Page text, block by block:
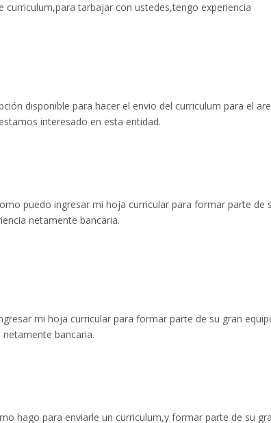
curriculum,para tarbajar con ustedes,tengo experiencia
disponible para hacer el envio del curriculum para el
interesado en esta entidad.
puedo ingresar mi hoja curricular para formar parte de
netamente bancaria.
mi hoja curricular para formar parte de su gran
bancaria.
hago para enviarle un curriculum,y formar parte de su